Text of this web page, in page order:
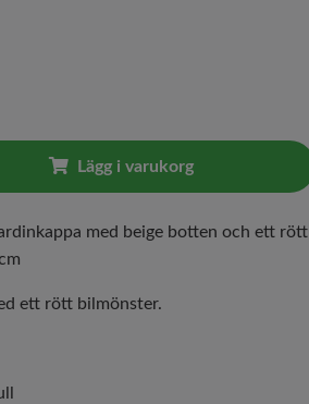
Lägg i varukorg
med beige botten och ett rött
ett rött bilmönster.